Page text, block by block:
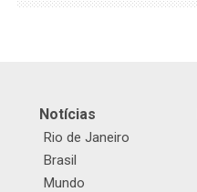
Notícias
Rio de Janeiro
Brasil
Mundo